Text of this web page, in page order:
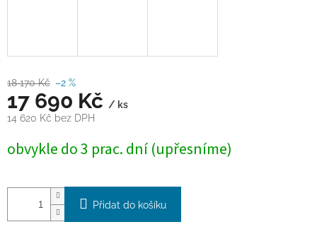
18 170 Kč –2 %
17 690 Kč / ks
14 620 Kč bez DPH
cena:
obvykle do 3 prac. dní (upřesníme)
Přidat do košíku